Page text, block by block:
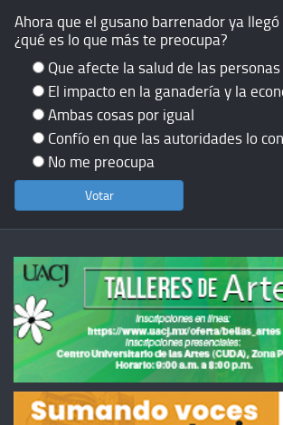
Ahora que el gusano barrenador ya llegó
¿qué es lo que más te preocupa?
Que afecte la salud de las personas
El impacto en la ganadería y la
Ambas cosas por igual
Confío en que las autoridades lo
No me preocupa